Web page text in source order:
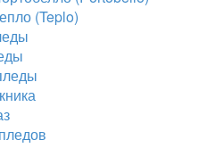
(Teplo)